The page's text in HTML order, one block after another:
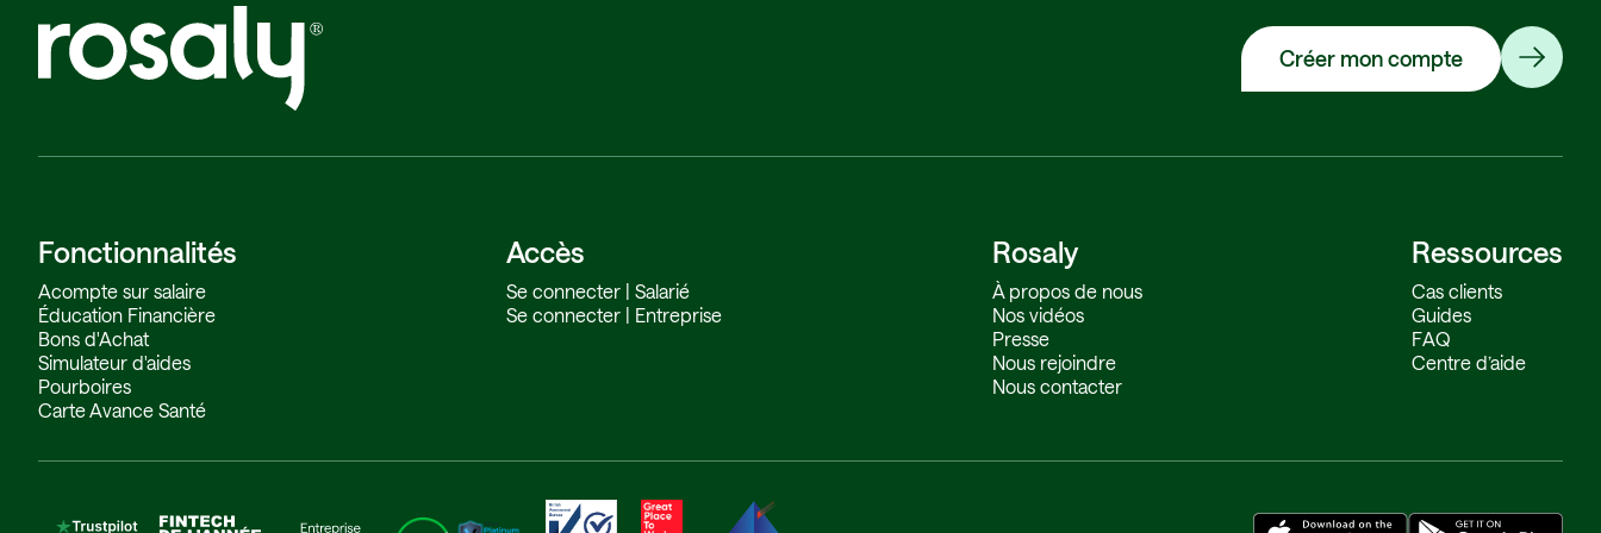
Créer mon compte
Fonctionnalités
Acompte sur salaire
Éducation Financière
Bons d'Achat
Simulateur d'aides
Pourboires
Carte Avance Santé
Accès
Se connecter | Salarié
Se connecter | Entreprise
Rosaly
À propos de nous
Nos vidéos
Presse
Nous rejoindre
Nous contacter
Ressources
Cas clients
Guides
FAQ
Centre d’aide